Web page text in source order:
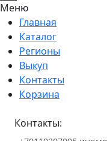
Меню
Главная
Каталог
Регионы
Выкуп
Контакты
Корзина
Контакты: